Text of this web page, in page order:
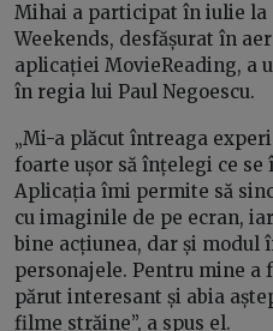
Mihai a participat în iulie la
Weekends, desfășurat în
aplicației MovieReading, a
în regia lui Paul Negoescu.
„Mi-a plăcut întreaga
foarte ușor să înțelegi ce
Aplicația îmi permite să
cu imaginile de pe ecran,
bine acțiunea, dar și modul
personajele. Pentru mine a
părut interesant și abia
filme străine”, a spus el.